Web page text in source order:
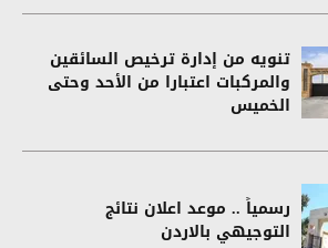
تنويه من إدارة ترخيص السائقين
والمركبات اعتبارا من الأحد وحتى
الخميس
رسمياً .. موعد اعلان نتائج
التوجيهي بالاردن